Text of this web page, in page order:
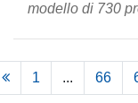
modello di 730
1 ... 66